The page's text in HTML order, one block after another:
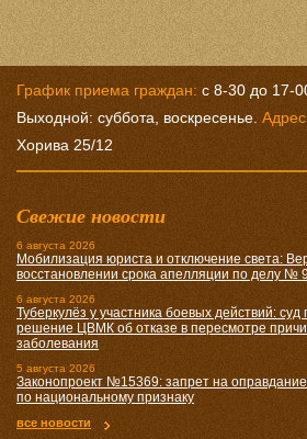
График приема граждан: с 8-30 до 17-
Выходной: суббота, воскресенье.
Хорива 25/12
Свежие новости
6 августа 2026
Мобилизация юриста и отключение света:
восстановлении срока апелляции по делу №
6 августа 2026
Туберкулёз у участника боевых действий:
решение ЦВМК об отказе в пересмотре
заболевания
5 августа 2026
Законопроект №15369: запрет на
по национальному признаку
все новости